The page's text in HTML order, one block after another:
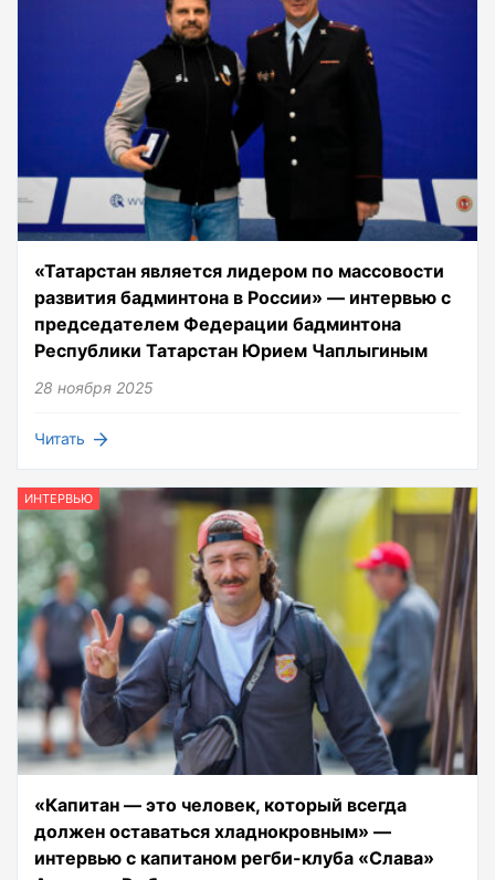
«Татарстан является лидером по массовости
развития бадминтона в России» — интервью с
председателем Федерации бадминтона
Республики Татарстан Юрием Чаплыгиным
28 ноября 2025
Читать
ИНТЕРВЬЮ
«Капитан — это человек, который всегда
должен оставаться хладнокровным» —
интервью с капитаном регби-клуба «Слава»